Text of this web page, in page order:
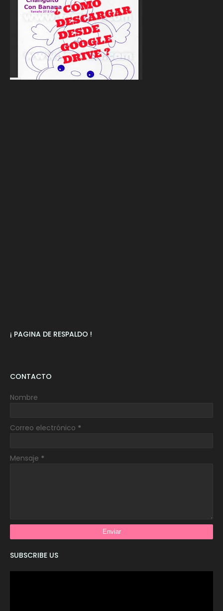
¡ PAGINA DE RESPALDO !
CONTACTO
Nombre
Correo electrónico *
Mensaje *
SUBSCRIBE US